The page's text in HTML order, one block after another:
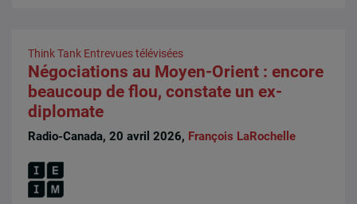
Think Tank Entrevues télévisées
Négociations au Moyen-Orient : encore
beaucoup de flou, constate un ex-
diplomate
Radio-Canada, 20 avril 2026, François LaRochelle